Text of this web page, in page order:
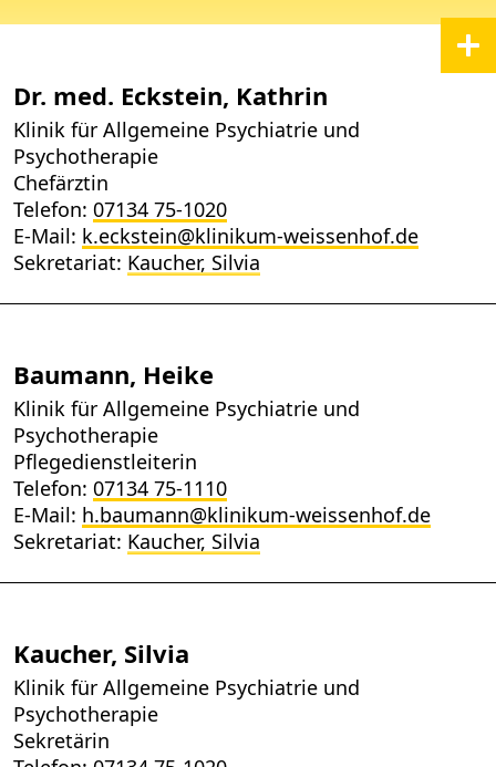
Dr. med. Eckstein, Kathrin
Klinik für Allgemeine Psychiatrie und
Psychotherapie
Chefärztin
Telefon: 07134 75-1020
E-Mail: k.eckstein@klinikum-weissenhof.de
Sekretariat: Kaucher, Silvia
Baumann, Heike
Klinik für Allgemeine Psychiatrie und
Psychotherapie
Pflegedienstleiterin
Telefon: 07134 75-1110
E-Mail: h.baumann@klinikum-weissenhof.de
Sekretariat: Kaucher, Silvia
Kaucher, Silvia
Klinik für Allgemeine Psychiatrie und
Psychotherapie
Sekretärin